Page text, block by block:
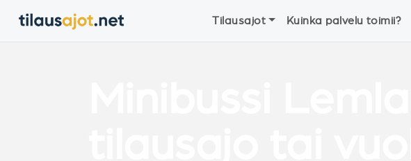
Tilausajot Kuinka palvelu toimii?